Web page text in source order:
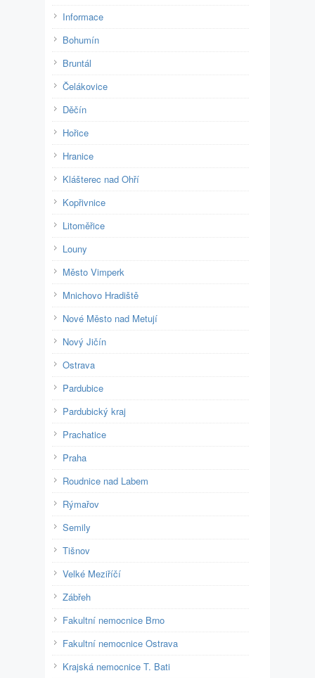
Informace
Bohumín
Bruntál
Čelákovice
Děčín
Hořice
Hranice
Klášterec nad Ohří
Kopřivnice
Litoměřice
Louny
Město Vimperk
Mnichovo Hradiště
Nové Město nad Metují
Nový Jičín
Ostrava
Pardubice
Pardubický kraj
Prachatice
Praha
Roudnice nad Labem
Rýmařov
Semily
Tišnov
Velké Meziříčí
Zábřeh
Fakultní nemocnice Brno
Fakultní nemocnice Ostrava
Krajská nemocnice T. Bati